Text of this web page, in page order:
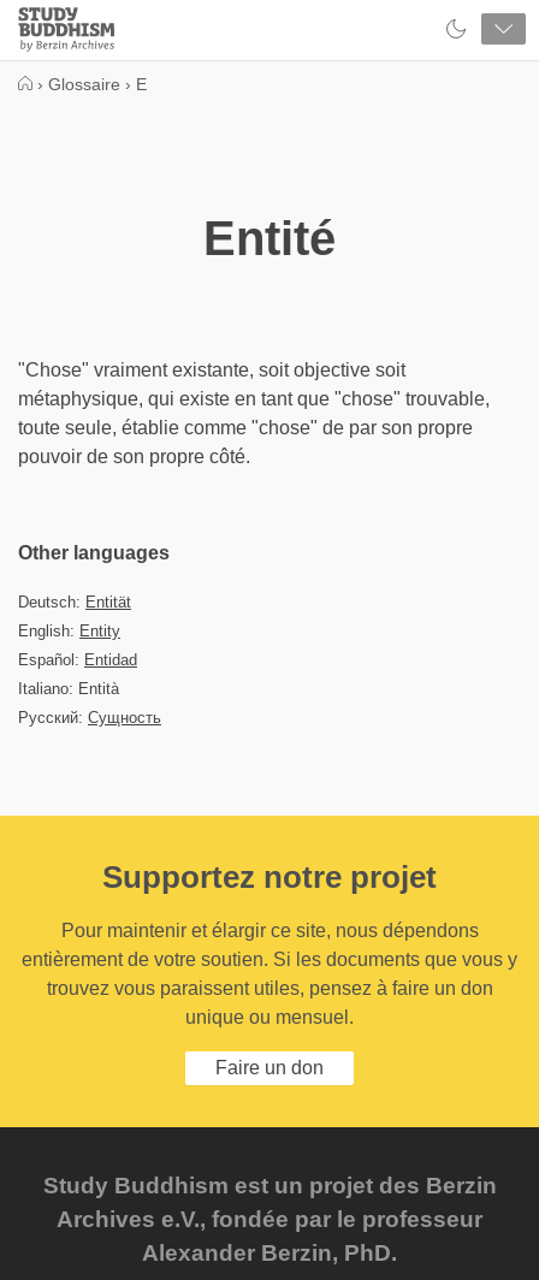
Close
Study
Buddhism
› Glossaire › E
Entité
"Chose" vraiment existante, soit objective soit
métaphysique, qui existe en tant que "chose" trouvable,
toute seule, établie comme "chose" de par son propre
pouvoir de son propre côté.
Other languages
Deutsch: Entität
English: Entity
Español: Entidad
Italiano: Entità
Русский: Сущность
Supportez notre projet
Pour maintenir et élargir ce site, nous dépendons
entièrement de votre soutien. Si les documents que vous y
trouvez vous paraissent utiles, pensez à faire un don
unique ou mensuel.
Faire un don
Study Buddhism est un projet des Berzin
Archives e.V., fondée par le professeur
Alexander Berzin, PhD.